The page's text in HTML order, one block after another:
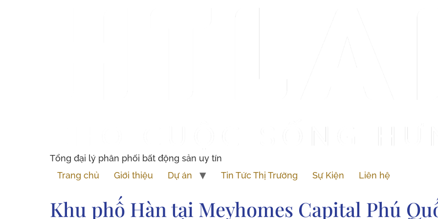
Tổng đại lý phân phối bất động sản uy tín
Trang chủ
Giới thiệu Dự án Tin Tức Thị Trường Sự Kiện Liên hệ
Khu phố Hàn tại Meyhomes Capital Phú